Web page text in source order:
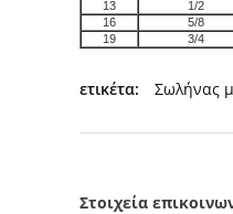
13
1/2
16
5/8
19
3/4
ετικέτα: Σωλήνας
Στοιχεία